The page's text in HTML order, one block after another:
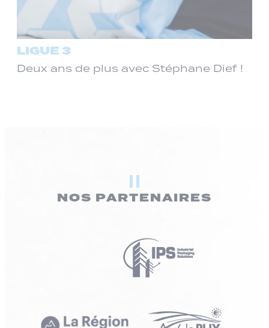
LIGUE 3
Deux ans de plus avec Stéphane Dief !
NOS PARTENAIRES